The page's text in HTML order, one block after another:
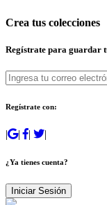
Crea tus colecciones
Regístrate para guardar
Regístrate con:
| | | |
¿Ya tienes cuenta?
Iniciar Sesión